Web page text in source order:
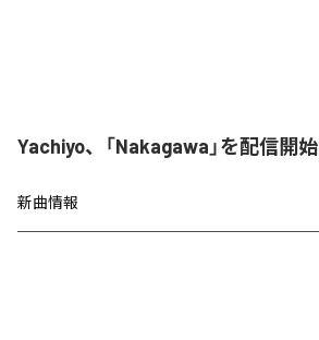
Yachiyo、「Nakagawa」を配信開始
新曲情報